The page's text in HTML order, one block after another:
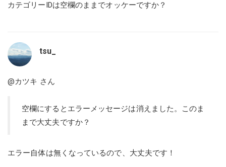
カテゴリーIDは空欄のままでオッケーですか？
tsu_
@カツキ さん
空欄にするとエラーメッセージは消えました。このま
まで大丈夫ですか？
エラー自体は無くなっているので、大丈夫です！